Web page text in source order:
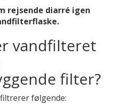
rejsende diarré igen
vandfilteret
filter?
følgende: